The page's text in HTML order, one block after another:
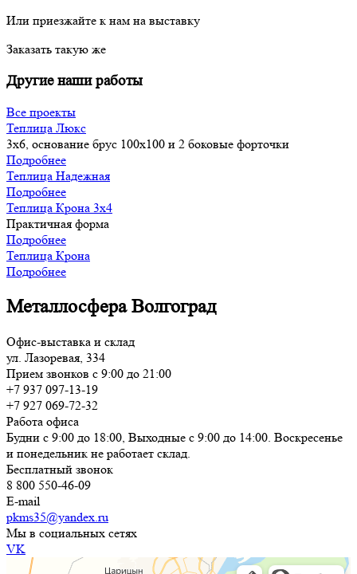
Или приезжайте к нам на выставку
Заказать такую же
Другие наши работы
Все проекты
Теплица Люкс
3х6, основание брус 100х100 и 2 боковые форточки
Подробнее
Теплица Надежная
Подробнее
Теплица Крона 3х4
Практичная форма
Подробнее
Теплица Крона
Подробнее
Металлосфера Волгоград
Офис-выставка и склад
ул. Лазоревая, 334
Прием звонков с 9:00 до 21:00
+7 937 097-13-19
+7 927 069-72-32
Работа офиса
Будни с 9:00 до 18:00, Выходные с 9:00 до 14:00. Воскресенье
и понедельник не работает склад.
Бесплатный звонок
8 800 550-46-09
E-mail
pkms35@yandex.ru
Мы в социальных сетях
VK